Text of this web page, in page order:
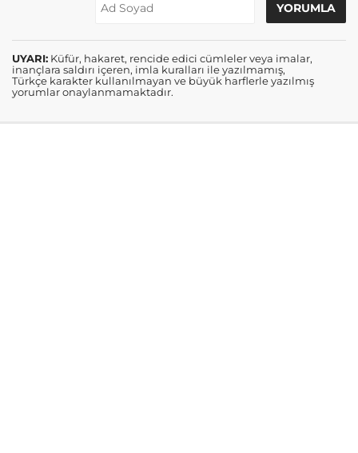
UYARI: Küfür, hakaret, rencide edici cümleler veya imalar,
inançlara saldırı içeren, imla kuralları ile yazılmamış,
Türkçe karakter kullanılmayan ve büyük harflerle yazılmış
yorumlar onaylanmamaktadır.